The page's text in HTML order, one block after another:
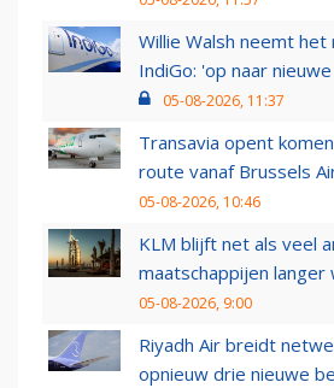
Willie Walsh neemt
IndiGo: 'op naar
05-08-2026, 11:37
Transavia opent
route vanaf Brussels
05-08-2026, 10:46
KLM blijft net als veel
maatschappijen
05-08-2026, 9:00
Riyadh Air breidt
opnieuw drie nieuwe